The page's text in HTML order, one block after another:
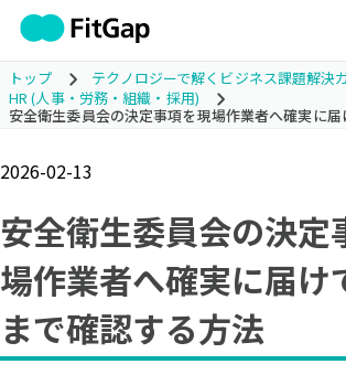
トップ
テクノロジーで解くビジネス課題解決
HR (人事・労務・組織・採用)
安全衛生委員会の決定事項を現場作業者へ確実に
2026-02-13
安全衛生委員会の決定
場作業者へ確実に届け
まで確認する方法